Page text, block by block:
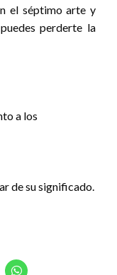
el séptimo arte y
perderte la
a los
de su significado.